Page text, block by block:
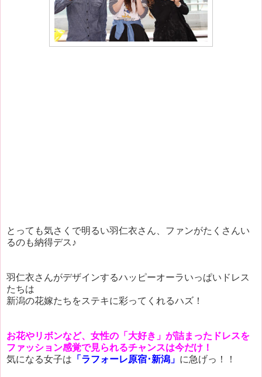
とっても気さくで明るい羽仁衣さん、ファンがたくさんい
るのも納得デス♪
羽仁衣さんがデザインするハッピーオーラいっぱいドレス
たちは
新潟の花嫁たちをステキに彩ってくれるハズ！
お花やリボンなど、女性の「大好き」が詰まったドレスを
ファッション感覚で見られるチャンスは今だけ！
気になる女子は 「ラフォーレ原宿･新潟」 に急げっ！！